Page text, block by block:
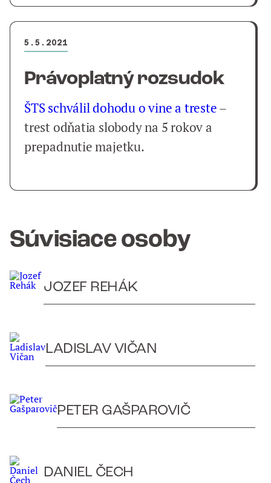
5.5.2021
Právoplatný rozsudok
ŠTS schválil dohodu o vine a treste–
trest odňatia slobody na 5 rokov a
prepadnutie majetku.
Súvisiace osoby
JOZEF REHÁK
LADISLAV VIČAN
PETER GAŠPAROVIČ
DANIEL ČECH